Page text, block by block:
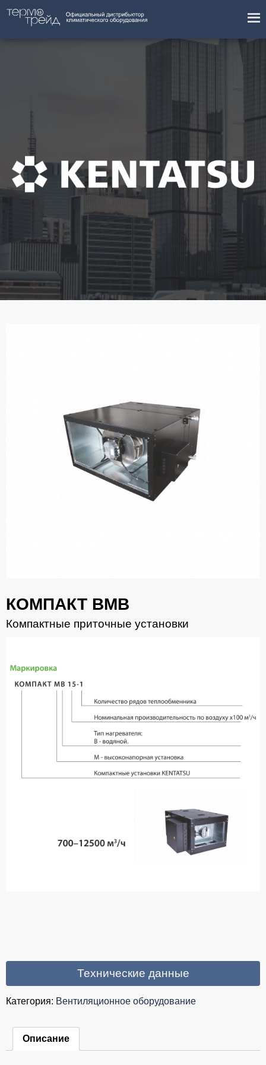
КОМПАКТ BMB
Компактные приточные установки
Технические данные
Категория: Вентиляционное оборудование
Описание